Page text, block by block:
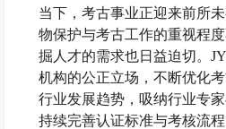
当下，考古事业正迎来前所
物保护与考古工作的重视程
掘人才的需求也日益迫切。
机构的公正立场，不断优化
行业发展趋势，吸纳行业专
持续完善认证标准与考核流